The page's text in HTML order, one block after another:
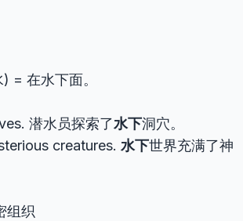
= 在水下面。
潜水员探索了水下洞穴。
creatures. 水下世界充满了神
组织